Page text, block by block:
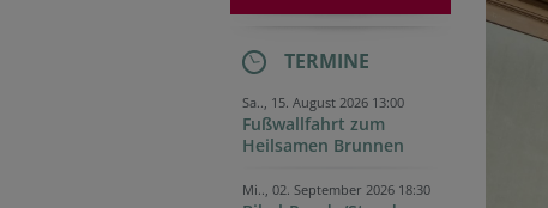
TERMINE
Sa.., 15. August 2026 13:00
Fußwallfahrt zum
Heilsamen Brunnen
Mi.., 02. September 2026 18:30